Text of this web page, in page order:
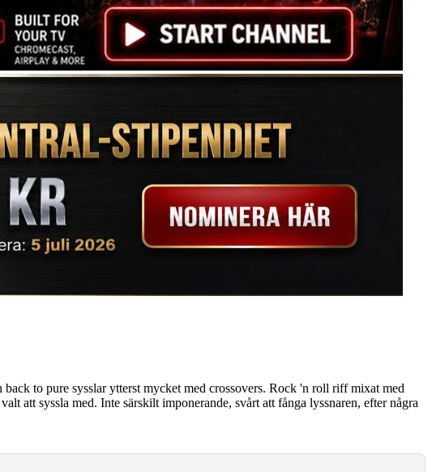
to pure sysslar ytterst mycket med crossovers. Rock 'n roll riff mixat med
att syssla med. Inte särskilt imponerande, svårt att fånga lyssnaren, efter några